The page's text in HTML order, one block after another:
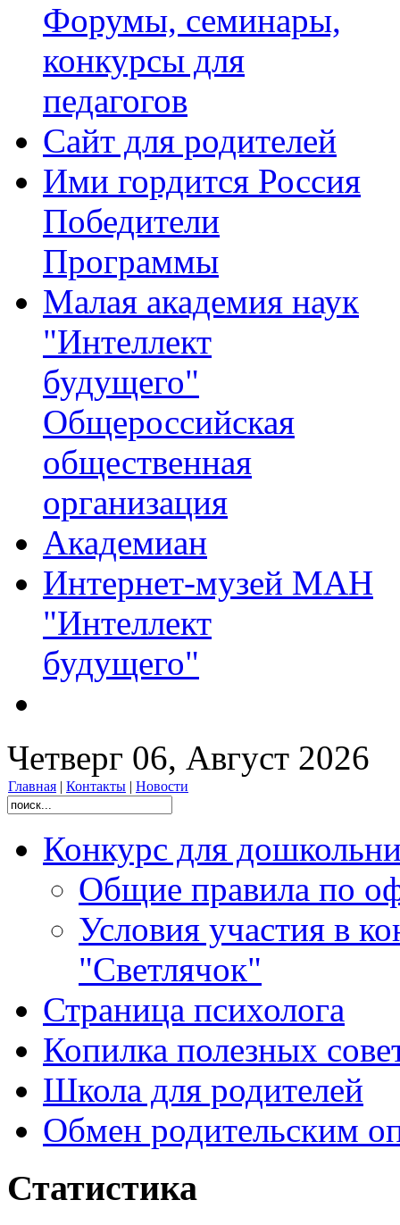
Форумы, семинары,
конкурсы для
педагогов
Сайт для родителей
Ими гордится Россия
Победители
Программы
Малая академия наук
"Интеллект
будущего"
Общероссийская
общественная
организация
Академиан
Интернет-музей МАН
"Интеллект
будущего"
Четверг 06, Август 2026
Главная | Контакты | Новости
Конкурс для
Общие правила по
Условия участия в
"Светлячок"
Страница психолога
Копилка полезных
Школа для родителей
Обмен родительским
Статистика